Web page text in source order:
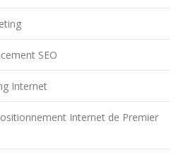
SEO
Internet
Internet de Premier